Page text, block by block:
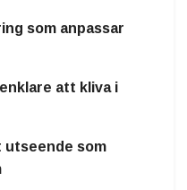
som anpassar
att kliva i
utseende som